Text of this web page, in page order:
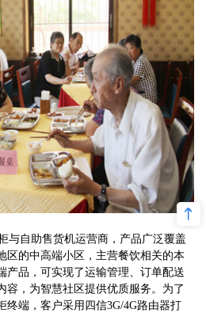
自助售货机运营商，产品广泛覆盖
区的中高端小区，主营餐饮相关的本
产品，可实现了运输管理、订单配送
容，为智慧社区提供优质服务。为了
终端，客户采用四信3G/4G路由器打